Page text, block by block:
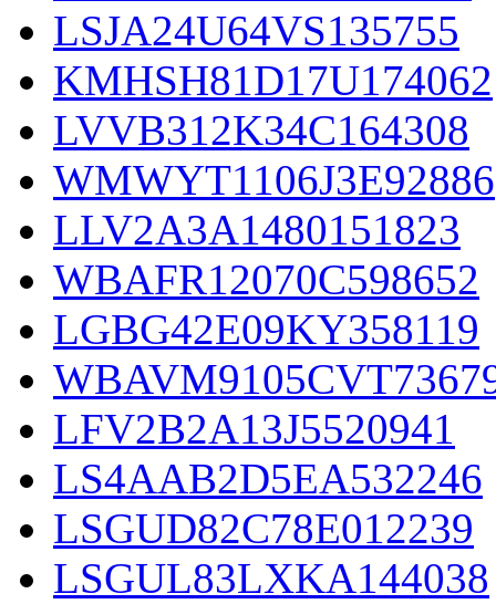
LSJA24U64VS135755
KMHSH81D17U174062
LVVB312K34C164308
WMWYT1106J3E92886
LLV2A3A1480151823
WBAFR12070C598652
LGBG42E09KY358119
LFV2B2A13J5520941
LS4AAB2D5EA532246
LSGUD82C78E012239
LSGUL83LXKA144038